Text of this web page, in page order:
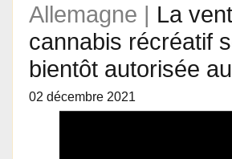
Allemagne | La
cannabis récréatif
bientôt autorisée
02 décembre 2021